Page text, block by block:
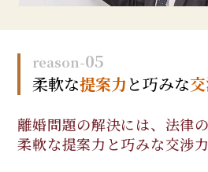
reason-05
柔軟な提案力 と巧みな
離婚問題の解決には、 法律
柔軟な提案力と巧みな交渉力